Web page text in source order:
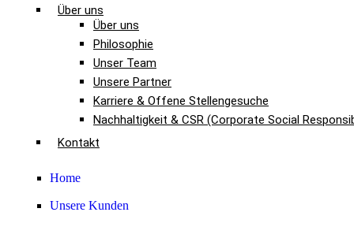
Über uns
Über uns
Philosophie
Unser Team
Unsere Partner
Karriere & Offene Stellengesuche
Nachhaltigkeit & CSR (Corporate Social
Kontakt
Home
Unsere Kunden